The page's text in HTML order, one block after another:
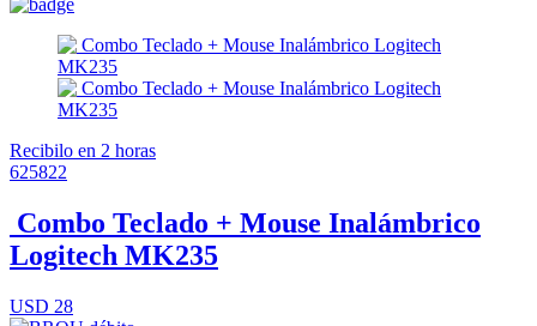
Recibilo en 2 horas
625822
Combo Teclado + Mouse Inalámbrico
Logitech MK235
USD 28